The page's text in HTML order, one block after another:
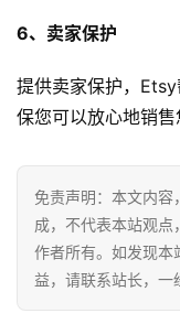
6、卖家保护
提供卖家保护，
保您可以放心地销售
免责声明：本文内
成，不代表本站观
作者所有。如发现本
益，请联系站长，一